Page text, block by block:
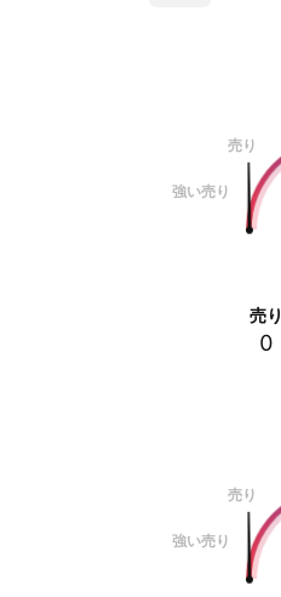
売り
強い売り
売り
強い売り
売り
0